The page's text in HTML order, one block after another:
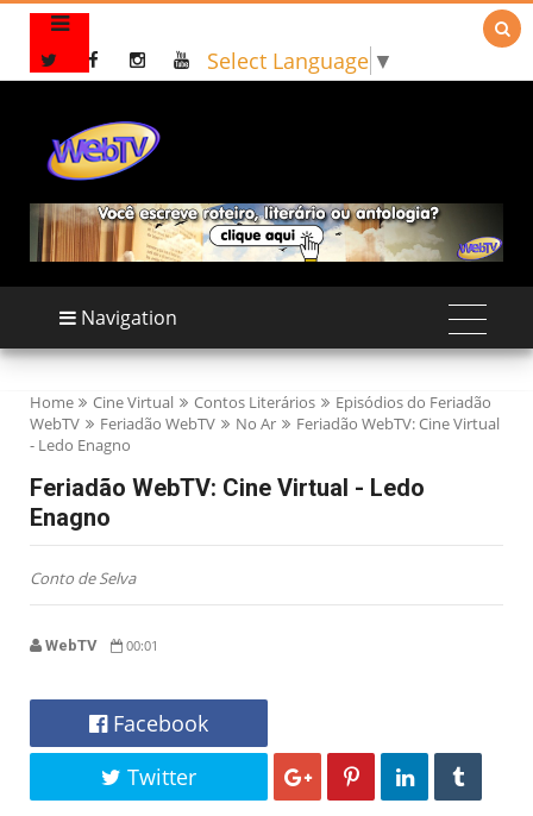
Select Language ▼

Navigation
Home Cine Virtual Contos Literários
Episódios do Feriadão
WebTV
Feriadão WebTV No Ar
Feriadão WebTV: Cine Virtual
- Ledo Enagno
Feriadão WebTV: Cine Virtual - Ledo
Enagno
Conto de Selva
WebTV 00:01
Facebook
Twitter